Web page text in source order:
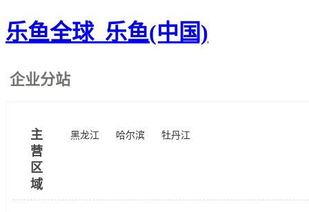
乐鱼全球_乐鱼(中国)
企业分站
主
营
区
域
黑龙江 哈尔滨 牡丹江